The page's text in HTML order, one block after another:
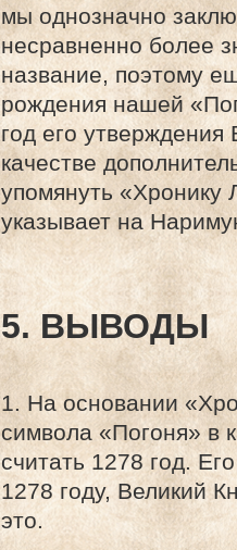
мы однозначно
несравненно более
название, поэтому
рождения нашей
год его
качестве
упомянуть «Хронику
указывает на
5. ВЫВОДЫ
1. На основании
символа «Погоня» в
считать 1278 год.
1278 году, Великий
это.